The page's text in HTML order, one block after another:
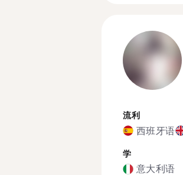
流利
西班牙语
学
意大利语